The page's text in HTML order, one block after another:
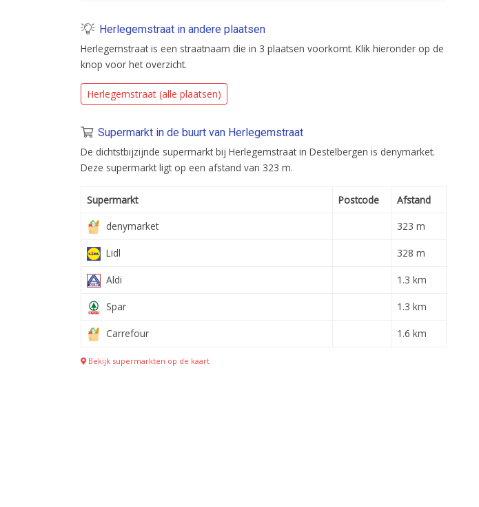
Herlegemstraat in andere plaatsen
Herlegemstraat is een straatnaam die in 3 plaatsen voorkomt. Klik hieronder op de
knop voor het overzicht.
Herlegemstraat (alle plaatsen)
Supermarkt in de buurt van Herlegemstraat
De dichtstbijzijnde supermarkt bij Herlegemstraat in Destelbergen is denymarket.
Deze supermarkt ligt op een afstand van 323 m.
Supermarkt Postcode
Afstand
denymarket
323 m
Lidl 328 m
Aldi 1.3 km
Spar 1.3 km
Carrefour 1.6 km
Bekijk supermarkten op de kaart